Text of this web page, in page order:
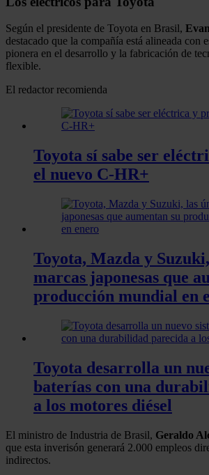
Según el presidente de Toyota en Brasil,
destacado que la compañía está alineada con
pionera en el desarrollo y la fabricación de
flexible.
El redactor recomienda
Toyota sí sabe ser
el nuevo C-HR+
Toyota, Mazda y
marcas japonesas que
producción mundial en
Toyota desarrolla un
baterías con una
a los motores diésel
El ministro de Industria de Brasil, Geraldo
que esta inverisón generará 2.000 empleos
indirectos.